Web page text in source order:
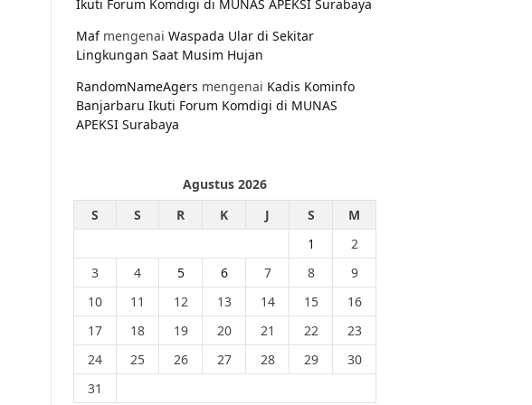
Ikuti Forum Komdigi di MUNAS APEKSI Surabaya
Mafmengenai Waspada Ular di Sekitar
Lingkungan Saat Musim Hujan
RandomNameAgers mengenai Kadis Kominfo
Banjarbaru Ikuti Forum Komdigi di MUNAS
APEKSI Surabaya
Agustus 2026
S
S R K J S
M
1
2
3
4 5 6 7 8
9
10
11 12 13 14 15
16
17
18 19 20 21 22
23
24
25 26 27 28 29
30
31